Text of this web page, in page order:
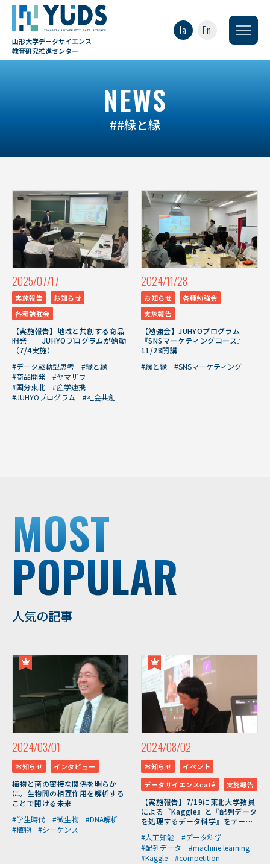
山形大学データサイエンス
教育研究推進センター
Ja En
NEWS
##縁と縁
2025/07/17
実施報告
お知らせ
各種勉強会
【実施報告】地域と共創する商品
開発──JUHYOプログラムが始動
（7/4実施）
#データ駆動型思考
#縁と縁
#商品開発
#ヤマザワ
#国分東北
#産学連携
#JUHYOプログラム
#社会共創
2024/11/28
お知らせ
各種勉強会
実施報告
【勉強会】JUHYOプログラム
『SNSマーケティングコース』
11/28開講
#縁と縁
#SNSマーケティング
MOST
POPULAR
人気の記事
2024/03/01
お知らせ インタビュー
植物と菌の密接な関係を明らか
に。生物間の相互作用を解析する
ことで開ける未来
#学生時代
#微生物
#DNA解析
#植物
#シーケンス
2024/08/02
お知らせ
イベント
データサイエンスcafé
実施報告
【実施報告】7/19に東北大学教員
による『Kaggle』と『配列データ
を処理するデータ科学』をテーマ
#人工知能
#データ科学
#配列データ
#machine learning
#Kaggle
#competition